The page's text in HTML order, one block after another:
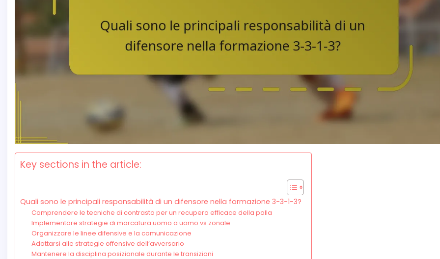
Key sections in the article:
Quali sono le principali responsabilità di un difensore nella formazione 3-3-1-3?
Comprendere le tecniche di contrasto per un recupero efficace della palla
Implementare strategie di marcatura uomo a uomo vs zonale
Organizzare le linee difensive e la comunicazione
Adattarsi alle strategie offensive dell’avversario
Mantenere la disciplina posizionale durante le transizioni